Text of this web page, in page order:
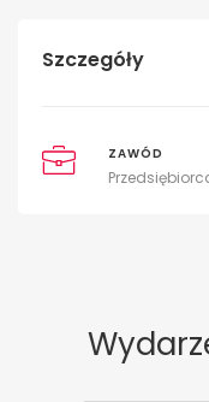
Szczegóły
ZAWÓD